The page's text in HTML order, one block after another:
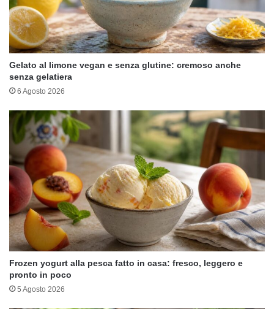
Gelato al limone vegan e senza glutine: cremoso anche
senza gelatiera
6 Agosto 2026
Frozen yogurt alla pesca fatto in casa: fresco, leggero e
pronto in poco
5 Agosto 2026